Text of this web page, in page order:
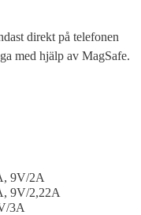
direkt på telefonen
med hjälp av MagSafe.
9V/2A
9V/2,22A
3A